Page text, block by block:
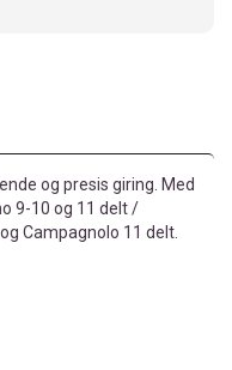
og presis giring. Med
9-10 og 11 delt /
Campagnolo 11 delt.